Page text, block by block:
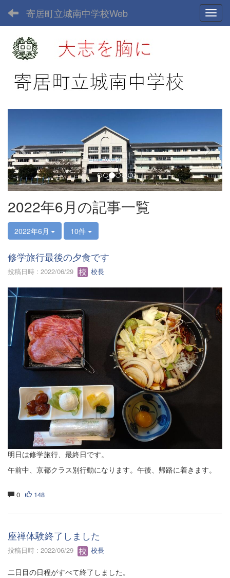
寄居町立城南中学校Web
e
v
i
o
u
s
x
t
2022年6月の記事一覧
2022年6月 10件
修学旅行最後の夕食です
投稿日時 : 2022/06/29 校長
明日は修学旅行、最終日です。
午前中、京都クラス別行動になります。午後、帰路に着きます。
0 148
座禅体験終了しました
投稿日時 : 2022/06/29 校長
二日目の日程がすべて終了しました。